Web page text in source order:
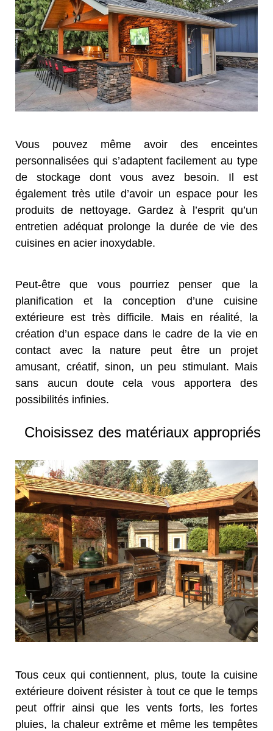
Vous pouvez même avoir des enceintes
personnalisées qui s’adaptent facilement au type
de stockage dont vous avez besoin. Il est
également très utile d’avoir un espace pour les
produits de nettoyage. Gardez à l’esprit qu’un
entretien adéquat prolonge la durée de vie des
cuisines en acier inoxydable.
Peut-être que vous pourriez penser que la
planification et la conception d’une cuisine
extérieure est très difficile. Mais en réalité, la
création d’un espace dans le cadre de la vie en
contact avec la nature peut être un projet
amusant, créatif, sinon, un peu stimulant. Mais
sans aucun doute cela vous apportera des
possibilités infinies.
Choisissez des matériaux appropriés
Tous ceux qui contiennent, plus, toute la cuisine
extérieure doivent résister à tout ce que le temps
peut offrir ainsi que les vents forts, les fortes
pluies, la chaleur extrême et même les tempêtes